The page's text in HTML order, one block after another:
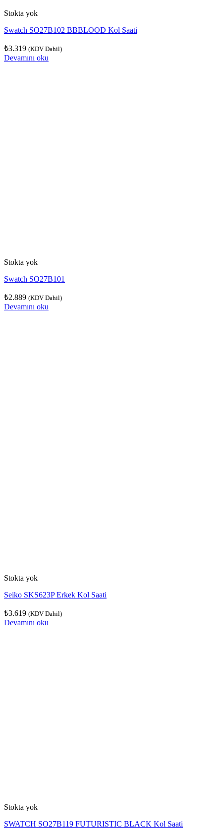
Stokta yok
Swatch SO27B102 BBBLOOD Kol Saati
₺3.319 (KDV Dahil)
Devamını oku
Stokta yok
Swatch SO27B101
₺2.889 (KDV Dahil)
Devamını oku
Stokta yok
Seiko SKS623P Erkek Kol Saati
₺3.619 (KDV Dahil)
Devamını oku
Stokta yok
SWATCH SO27B119 FUTURISTIC BLACK Kol Saati